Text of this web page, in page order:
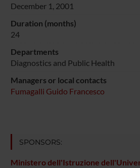
December 1, 2001
Duration (months)
24
Departments
Diagnostics and Public Health
Managers or local contacts
Fumagalli Guido Francesco
SPONSORS:
Ministero dell'Istruzione